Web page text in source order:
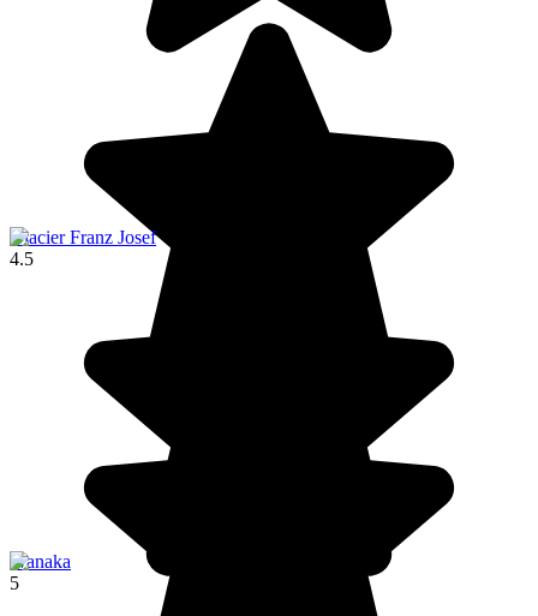
Glacier Franz Josef
4.5
Wanaka
5